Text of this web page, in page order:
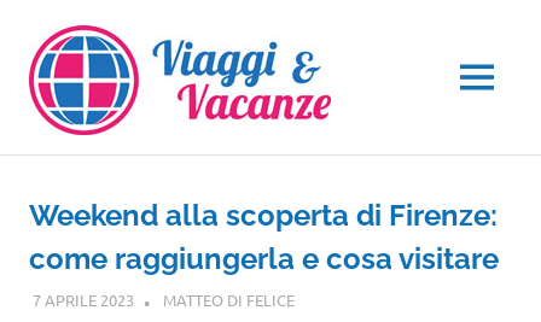
contenuto
MENU
Weekend alla scoperta di Firenze:
come raggiungerla e cosa visitare
7 APRILE 2023 MATTEO DI FELICETOSCANA